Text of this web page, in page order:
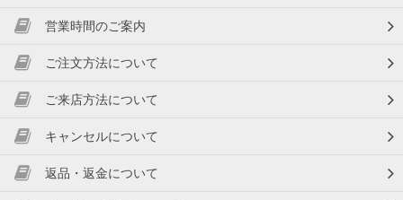
営業時間のご案内
ご注文方法について
ご来店方法について
キャンセルについて
返品・返金について